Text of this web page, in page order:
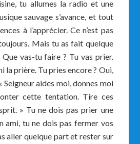
tu allumes la radio et une
sauvage s’avance, et tout
à l’apprécier. Ce n’est pas
Mais tu as fait quelque
Que vas-tu faire ? Tu vas prier.
la prière. Tu pries encore ? Oui,
Seigneur aides moi, donnes moi
cette tentation. Tire ces
» Tu ne dois pas prier une
ami, tu ne dois pas fermer vos
aller quelque part et rester sur